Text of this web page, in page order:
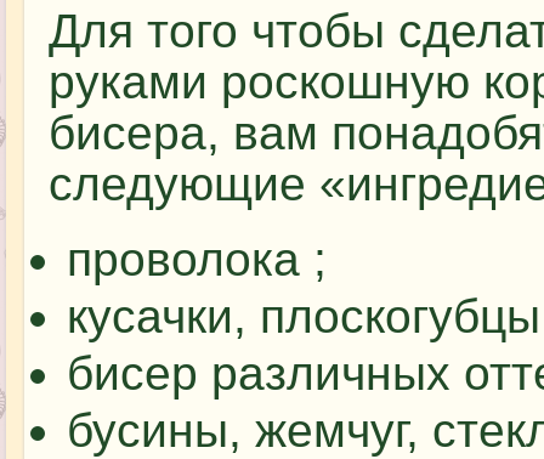
Для того чтобы
руками роскошную
бисера, вам
следующие
проволока ;
кусачки,
бисер различных
бусины, жемчуг,